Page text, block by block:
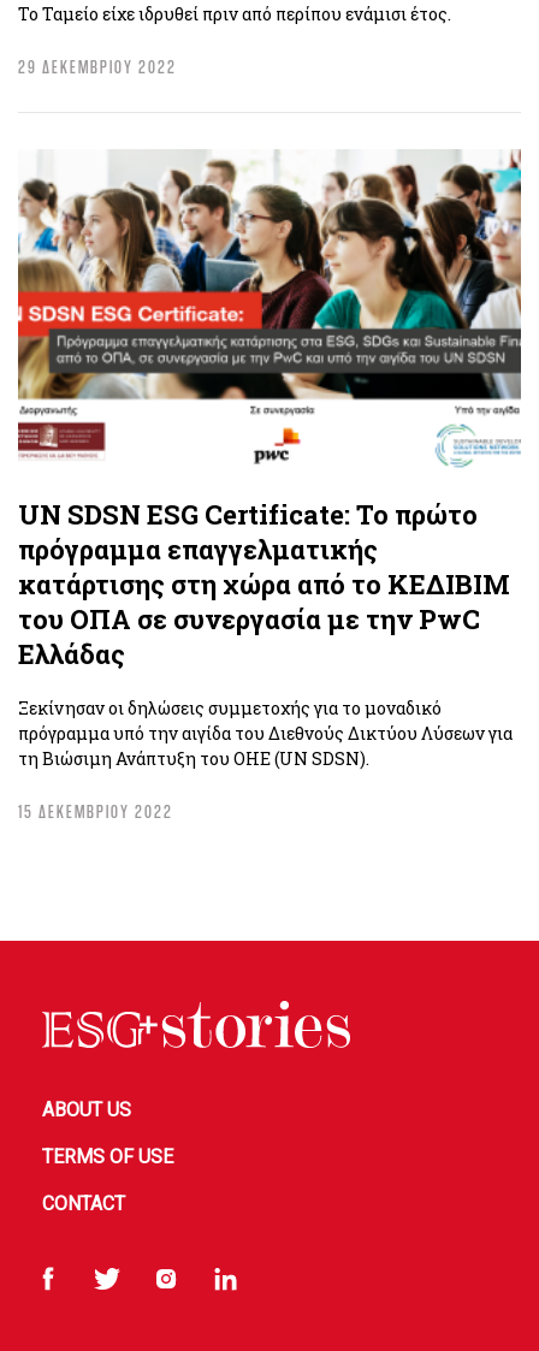
Το Ταμείο είχε ιδρυθεί πριν από περίπου ενάμισι έτος.
29 ΔΕΚΕΜΒΡΙΟΥ 2022
UN SDSN ESG Certificate: Το πρώτο
πρόγραμμα επαγγελματικής
κατάρτισης στη χώρα από το ΚΕΔΙΒΙΜ
του ΟΠΑ σε συνεργασία με την PwC
Ελλάδας
Ξεκίνησαν οι δηλώσεις συμμετοχής για το μοναδικό
πρόγραμμα υπό την αιγίδα του Διεθνούς Δικτύου Λύσεων για
τη Βιώσιμη Ανάπτυξη του ΟΗΕ (UN SDSN).
15 ΔΕΚΕΜΒΡΙΟΥ 2022
ABOUT US
TERMS OF USE
CONTACT